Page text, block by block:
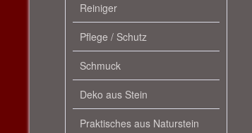
Reiniger
Pflege / Schutz
Schmuck
Deko aus Stein
Praktisches aus Naturstein